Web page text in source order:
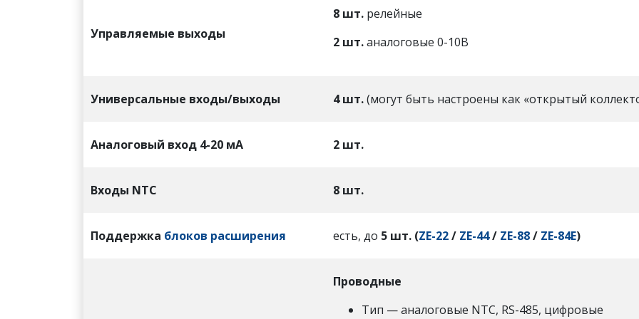
Управляемые выходы
8 шт. релейные
2 шт.аналоговые 0-10В
Универсальные входы/выходы 4 шт.(могут быть настроены как «открытый
Аналоговый вход 4-20 мА 2 шт.
Входы NTC 8 шт.
Поддержка блоков расширения есть, до 5 шт. (ZE-22/ ZE-44/ ZE-88/ ZE-84E)
Проводные
Тип — аналоговые NTC, RS-485, цифровые